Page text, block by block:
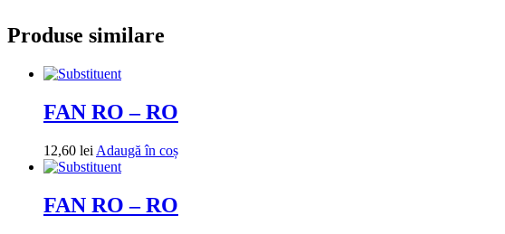
Produse similare
FAN RO – RO
12,60 lei Adaugă în coș
FAN RO – RO